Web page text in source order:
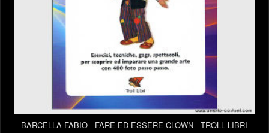
BARCELLA FABIO - FARE ED ESSERE CLOWN - TROLL LIBRI